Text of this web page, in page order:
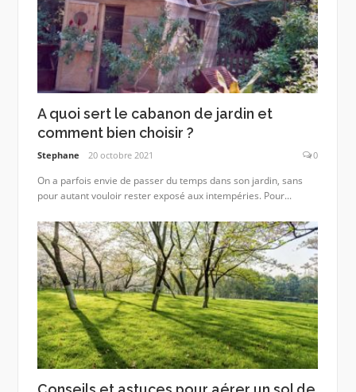
A quoi sert le cabanon de jardin et
comment bien choisir ?
Stephane 20 octobre 2021 0
On a parfois envie de passer du temps dans son jardin, sans
pour autant vouloir rester exposé aux intempéries. Pour...